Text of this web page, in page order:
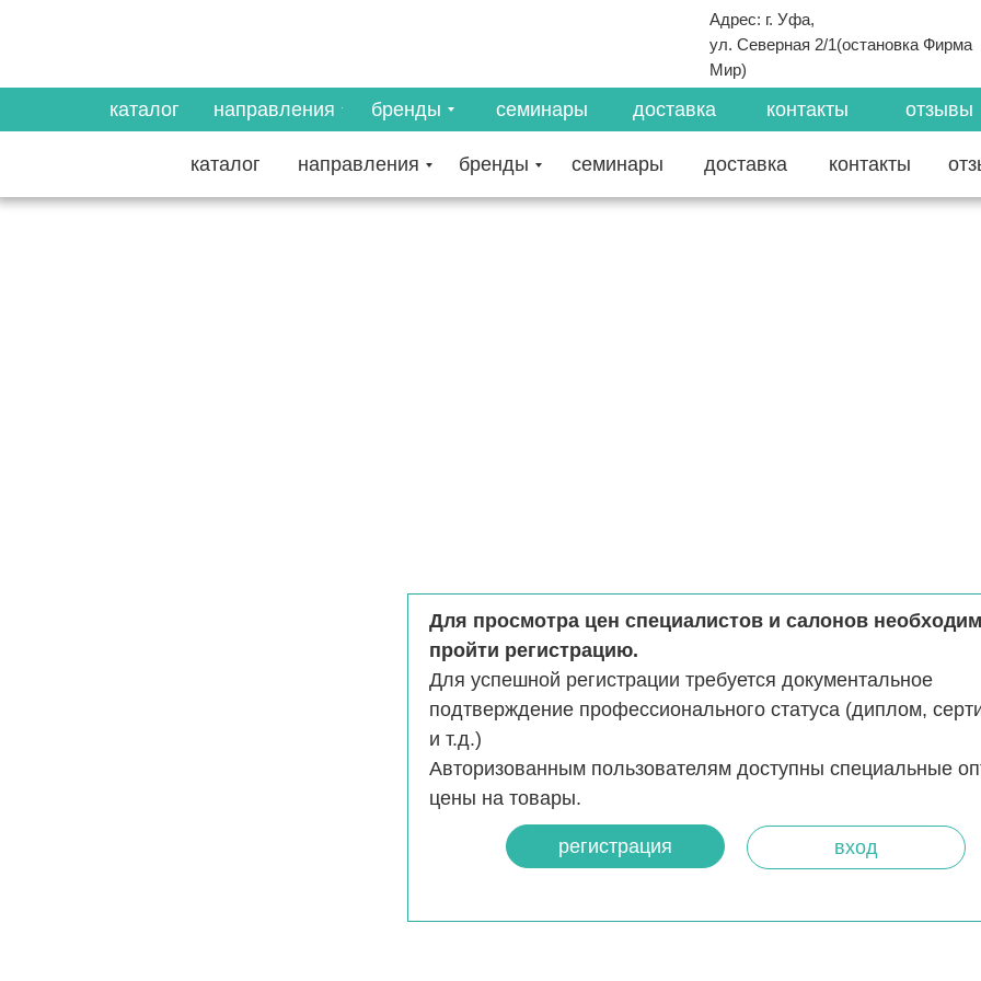
Адрес: г. Уфа,
ул. Северная 2/1(остановка Фирма
Мир)
направления бренды семинары доставка контакты
каталог отзывы
направления бренды семинары контакты
доставка
каталог
Для просмотра цен специалистов и салонов
пройти регистрацию.
Для успешной регистрации требуется документальное
подтверждение профессионального статуса (диплом,
и т.д.)
Авторизованным пользователям доступны специальные
цены на товары.
регистрация вход